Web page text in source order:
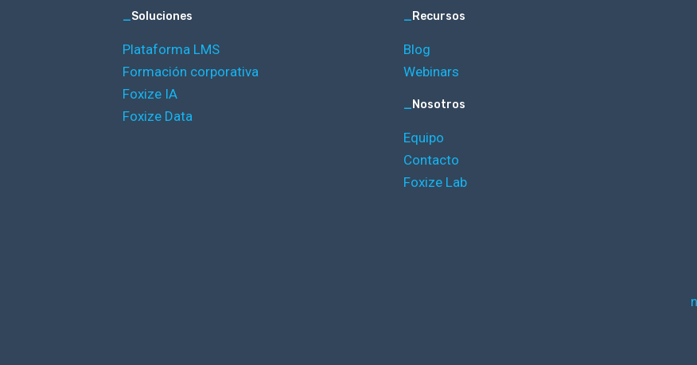
_Soluciones
Plataforma LMS
Formación corporativa
Foxize IA
Foxize Data
_Recursos
Blog
Webinars
_Nosotros
Equipo
Contacto
Foxize Lab